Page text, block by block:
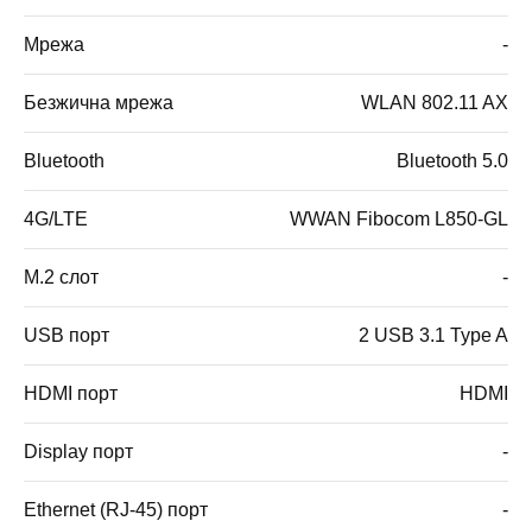
Мрежа -
Безжична мрежа WLAN 802.11 AX
Bluetooth Bluetooth 5.0
4G/LTE WWAN Fibocom L850-GL
M.2 слот -
USB порт 2 USB 3.1 Type A
HDMI порт HDMI
Display порт -
Ethernet (RJ-45) порт -